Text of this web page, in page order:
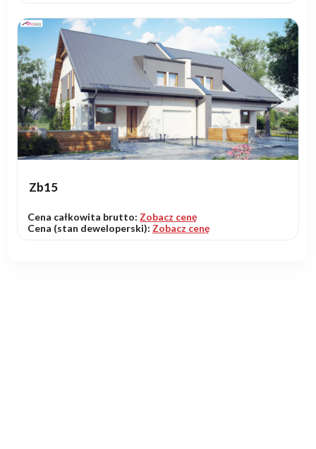
Zb15
Cena całkowita brutto: Zobacz cenę
Cena (stan deweloperski): Zobacz cenę